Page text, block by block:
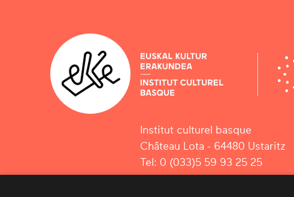
Institut culturel basque
Château Lota - 64480 Ustaritz
Tel: 0 (033)5 59 93 25 25